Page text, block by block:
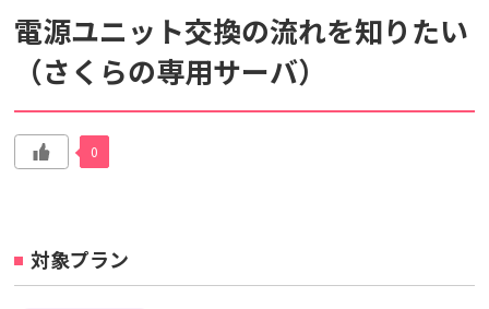
検索対象
すべて
サポート情報
よくあるご質問
動画マニュアル
個人情報保護のため、お名前や連絡先、会員IDを入力しないでください。
サイト内検索について
電源ユニット交換の流れを知りたい
（さくらの専用サーバ）
0
対象プラン